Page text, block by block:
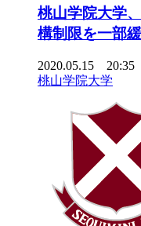
桃山学院大学
構制限を一部
2020.05.15 20:35
桃山学院大学